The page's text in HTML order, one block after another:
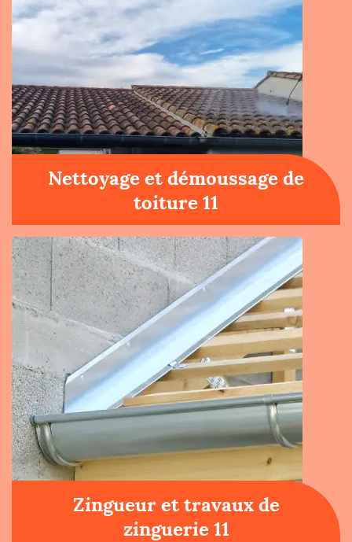
Nettoyage et démoussage de
toiture 11
Zingueur et travaux de
zinguerie 11